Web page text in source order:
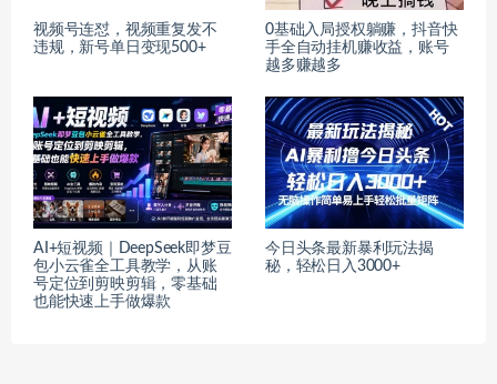
视频号连怼，视频重复发不
违规，新号单日变现500+
0基础入局授权躺赚，抖音快
手全自动挂机赚收益，账号
越多赚越多
AI+短视频｜DeepSeek即梦豆
包小云雀全工具教学，从账
号定位到剪映剪辑，零基础
也能快速上手做爆款
今日头条最新暴利玩法揭
秘，轻松日入3000+